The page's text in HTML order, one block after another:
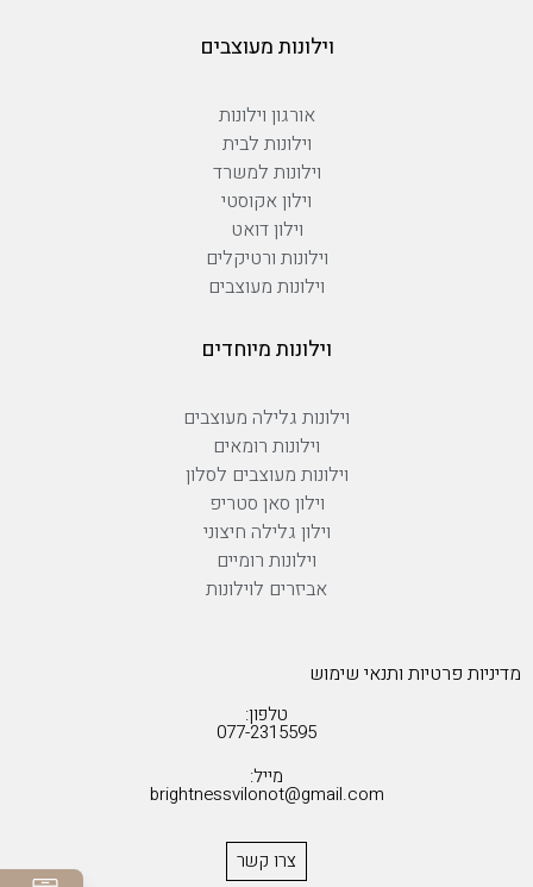
וילונות מעוצבים
אורגון וילונות
וילונות לבית
וילונות למשרד
וילון אקוסטי
וילון דואט
וילונות ורטיקלים
וילונות מעוצבים
וילונות מיוחדים
וילונות גלילה מעוצבים
וילונות רומאים
וילונות מעוצבים לסלון
וילון סאן סטריפ
וילון גלילה חיצוני
וילונות רומיים
אביזרים לוילונות
מדיניות פרטיות ותנאי שימוש
טלפון:
077-2315595
מייל:
brightnessvilonot@gmail.com
צרו קשר